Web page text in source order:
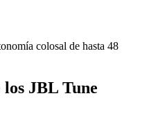
colosal de hasta 48
JBL Tune